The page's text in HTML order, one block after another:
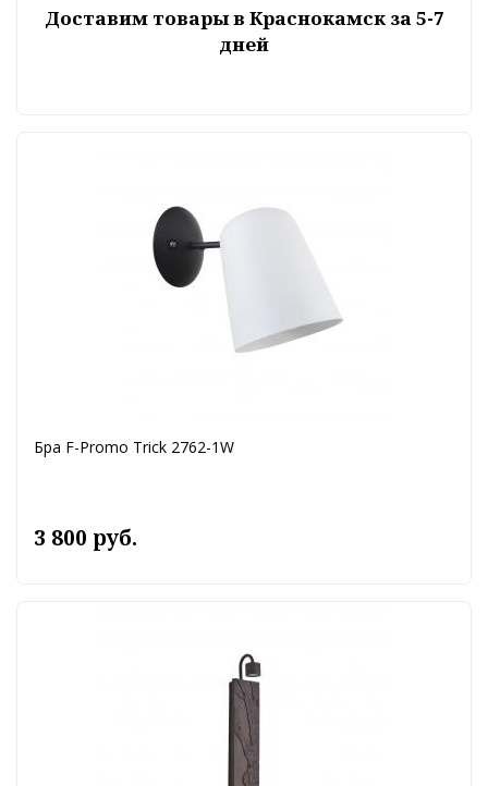
Доставим товары в Краснокамск за 5-7
дней
Бра F-Promo Trick 2762-1W
3 800 руб.